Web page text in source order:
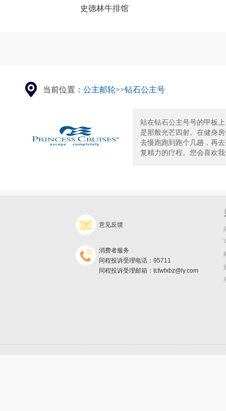
史德林牛排馆
当前位置： 公主邮轮>>钻石公主号
站在钻石公主号号的甲板
是那般光芒四射。在健身
去慢跑跑到跑个几趟，再去
复精力的疗程。您会喜欢
意见反馈
消费者服务
同程投诉受理电话：95711
同程投诉受理邮箱：tcfwfxbz@ly.com